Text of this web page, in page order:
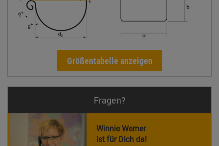
Größentabelle anzeigen
Fragen?
Winnie Werner
ist für Dich da!